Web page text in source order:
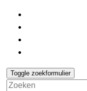
Toggle zoekformulier
Search